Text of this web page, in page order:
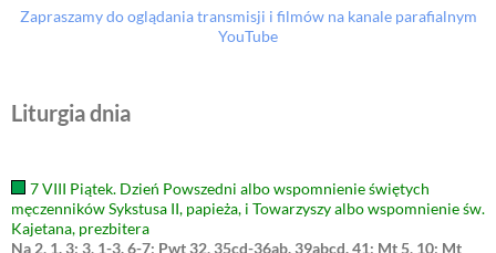
Zapraszamy do oglądania transmisji i filmów na kanale parafialnym
YouTube
Liturgia dnia
7 VIII Piątek. Dzień Powszedni albo wspomnienie świętych
męczenników Sykstusa II, papieża, i Towarzyszy albo wspomnienie św.
Kajetana, prezbitera
Na 2, 1. 3; 3, 1-3. 6-7; Pwt 32, 35cd-36ab. 39abcd. 41; Mt 5, 10; Mt